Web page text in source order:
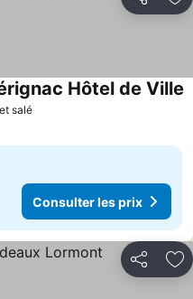
Partager
salé
Hôtel de Ville
Consulter les prix
Partager